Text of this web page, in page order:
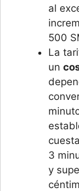
al
500
La
un
3
y